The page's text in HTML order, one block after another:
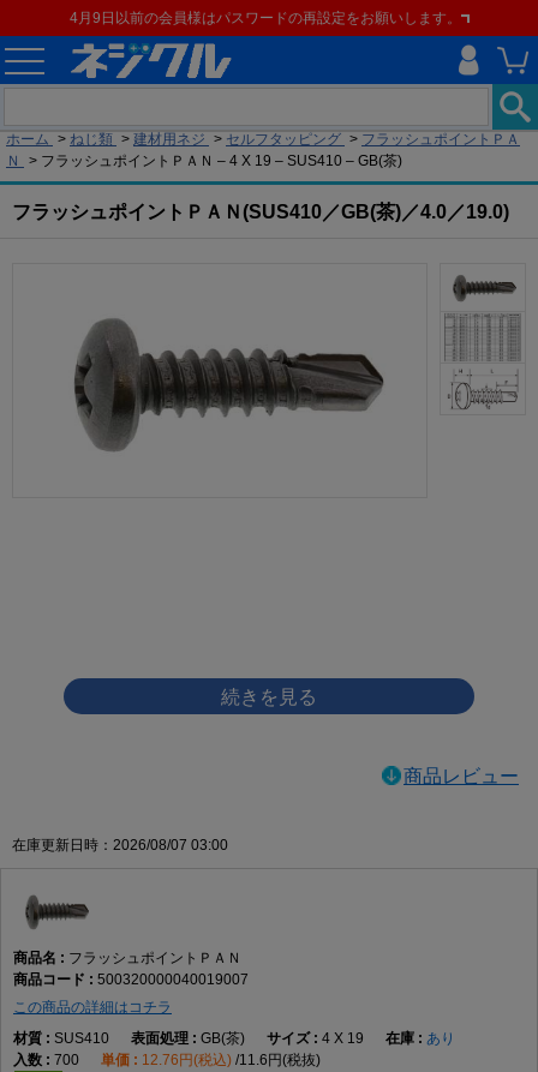
4月9日以前の会員様はパスワードの再設定をお願いします。
ホーム > ねじ類 > 建材用ネジ > セルフタッピング > フラッシュポイントＰＡ
Ｎ
> フラッシュポイントＰＡＮ – 4 X 19 – SUS410 – GB(茶)
フラッシュポイントＰＡＮ(SUS410／GB(茶)／4.0／19.0)
商品レビュー
在庫更新日時：2026/08/07 03:00
フラッシュポイントＰＡＮ
500320000040019007
この商品の詳細はコチラ
SUS410
GB(茶) 4 X 19
あり
700
12.76円(税込) 11.6円(税抜)